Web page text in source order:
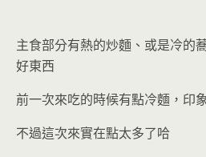
主食部分有熱的炒麵、或是冷的
好東西
前一次來吃的時候有點冷麵，印
不過這次來實在點太多了哈